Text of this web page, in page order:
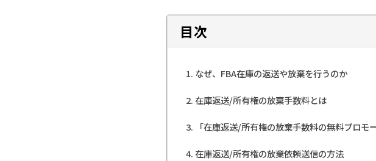
目次
なぜ、FBA在庫の返送や放棄を行うのか
在庫返送/所有権の放棄手数料とは
「在庫返送/所有権の放棄手数料の無料プロモ
在庫返送/所有権の放棄依頼送信の方法